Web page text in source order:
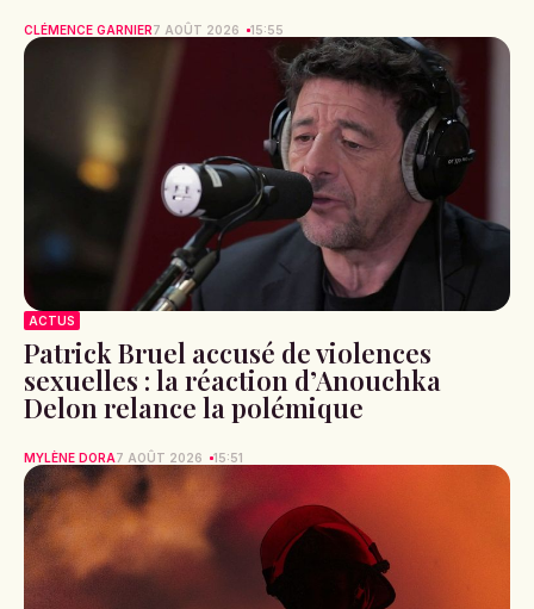
CLÉMENCE GARNIER7 AOÛT 2026 15:55
ACTUS
Patrick Bruel accusé de violences
sexuelles : la réaction d’Anouchka
Delon relance la polémique
MYLÈNE DORA7 AOÛT 2026 15:51